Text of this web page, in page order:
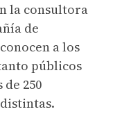
la consultora
de
a los
públicos
250